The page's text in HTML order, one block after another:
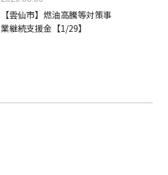
【雲仙市】燃油高騰等対策事
業継続支援金【1/29】